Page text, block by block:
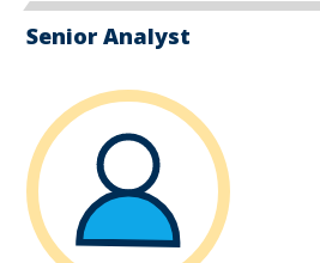
Senior Analyst